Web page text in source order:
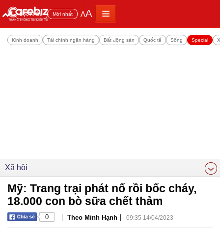
Đọc nhiều Mới nhất AA
Kinh doanh Tài chính ngân hàng Bất động sản Quốc tế Sống Special
Xã hội
Mỹ: Trang trại phát nổ rồi bốc cháy,
18.000 con bò sữa chết thảm
0 | Theo Minh Hạnh | 09:35 14/04/2023